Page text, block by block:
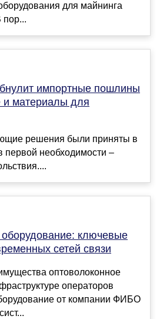
для майнинга
импортные пошлины
и материалы для
решения были приняты в
первой необходимости –
ключевые
сетей связи
оптоволоконное
операторов
от компании ФИБО